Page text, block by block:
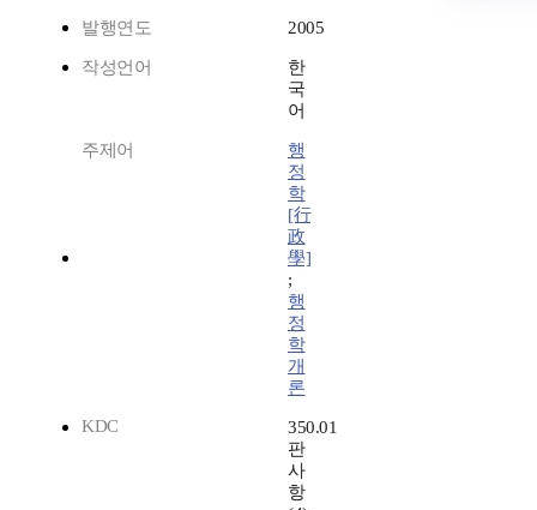
발행연도 2005
작성언어
한
국
어
주제어
행
정
학
[行
政
學]
;
행
정
학
개
론
KDC
350.01
판
사
항